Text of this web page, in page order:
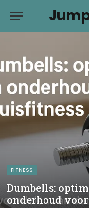
FITNESS
Dumbells:
onderhoud